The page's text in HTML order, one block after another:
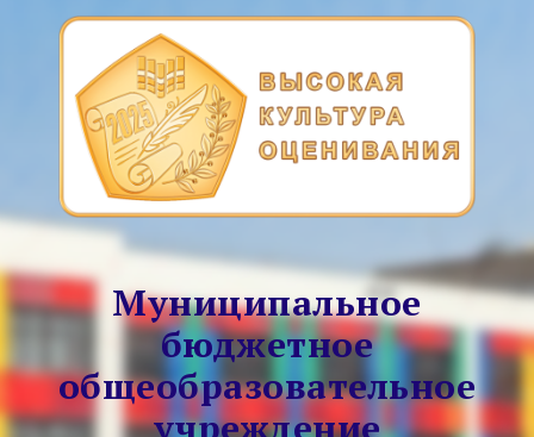
Муниципальное
бюджетное
общеобразовательное
учреждение